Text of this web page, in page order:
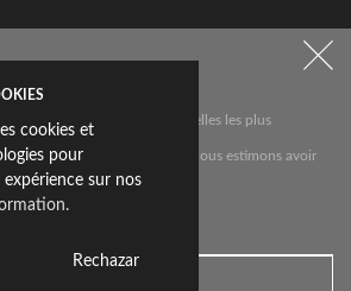
newsletter
pour connaître les nouvelles les plus
enverrons un e-mail que si nous estimons avoir
cookies et
pour
sur nos
Rechazar